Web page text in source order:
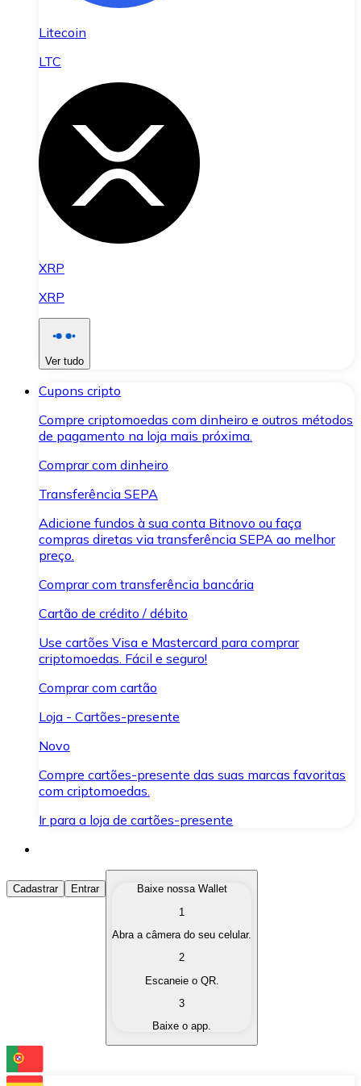
Litecoin
LTC
XRP
XRP
Ver tudo
Cupons cripto
Compre criptomoedas com dinheiro e outros métodos
de pagamento na loja mais próxima.
Comprar com dinheiro
Transferência SEPA
Adicione fundos à sua conta Bitnovo ou faça
compras diretas via transferência SEPA ao melhor
preço.
Comprar com transferência bancária
Cartão de crédito / débito
Use cartões Visa e Mastercard para comprar
criptomoedas. Fácil e seguro!
Comprar com cartão
Loja - Cartões-presente
Novo
Compre cartões-presente das suas marcas favoritas
com criptomoedas.
Ir para a loja de cartões-presente
Comprar Criptomoedas
Compre as criptomoedas de seu interesse de forma
Converta suas criptomoedas em moeda fiduciária
Troque uma criptomoeda por outra
Cadastrar Entrar
Baixe nossa Wallet
1
Abra a câmera do seu celular.
2
Escaneie o QR.
3
Baixe o app.